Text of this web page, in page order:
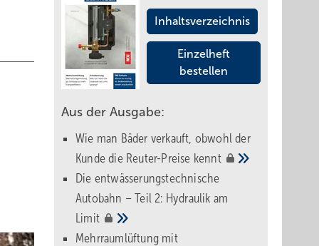
Inhaltsverzeichnis
Einzelheft
bestellen
Aus der Ausgabe:
Wie man Bäder verkauft, obwohl der
Kunde die Reuter-Preise kennt
Die entwässerungstechnische
Autobahn – Teil 2: Hydraulik am
Limit
Mehrraumlüftung mit